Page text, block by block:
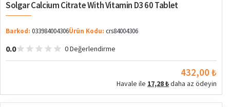
Solgar Calcium Citrate With Vitamin D3 60 Tablet
Barkod: 033984004306Ürün Kodu: crs84004306
0.0 0 Değerlendirme
432,00 ₺
Havale ile 17,28 ₺daha az ödeyin